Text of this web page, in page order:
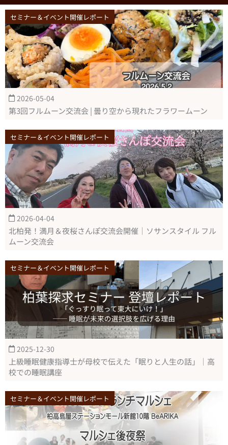
セミナー＆イベント開催レポート
2026-05-04
第3回フルムーン交流会 | 曇り空から現れたフラワームーン
セミナー＆イベント開催レポート
2026-04-04
北柏発！満月＆夜桜さんぽ交流会開催｜ソサンスタイル フル
ムーン交流会
セミナー＆イベント開催レポート
2025-12-30
上級睡眠健康指導士が母校で伝えた「眠りと人生の話」｜高
校での睡眠講座
セミナー＆イベント開催レポート